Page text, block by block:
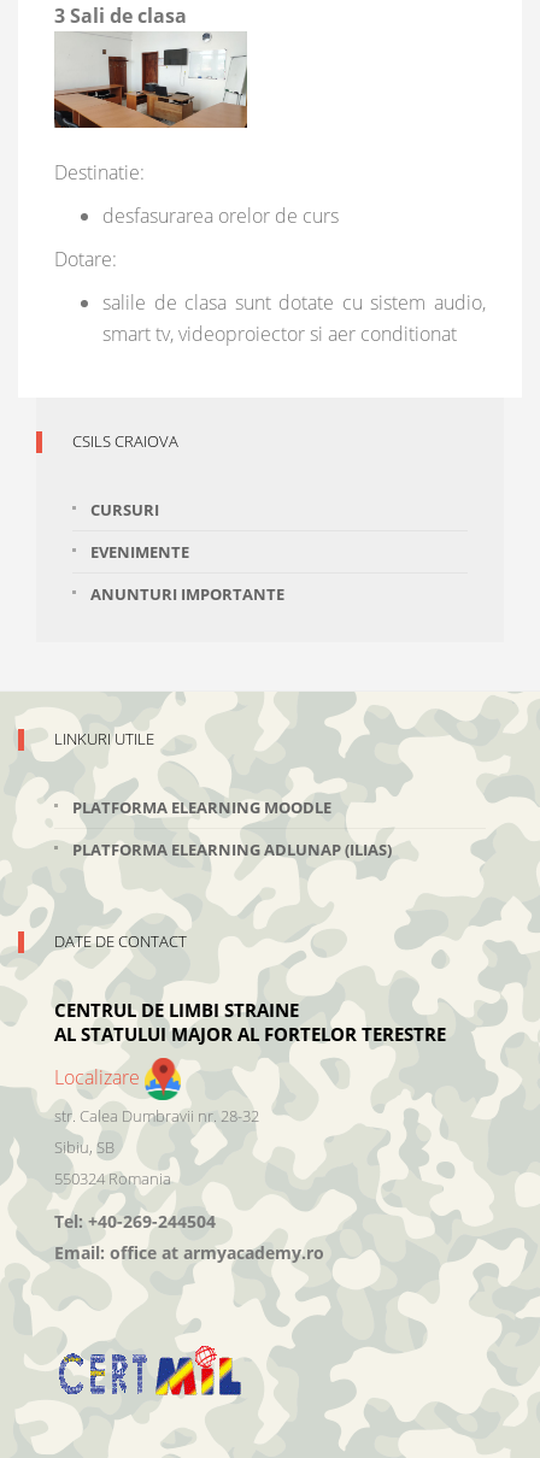
3 Sali de clasa
Destinatie:
desfasurarea orelor de curs
Dotare:
salile de clasa sunt dotate cu sistem audio,
smart tv, videoproiector si aer conditionat
CSILS CRAIOVA
CURSURI
EVENIMENTE
ANUNTURI IMPORTANTE
LINKURI UTILE
PLATFORMA ELEARNING MOODLE
PLATFORMA ELEARNING ADLUNAP (ILIAS)
DATE DE CONTACT
CENTRUL DE LIMBI STRAINE
AL STATULUI MAJOR AL FORTELOR TERESTRE
Localizare
str. Calea Dumbravii nr. 28-32
Sibiu, SB
550324 Romania
Tel: +40-269-244504
Email: office at armyacademy.ro